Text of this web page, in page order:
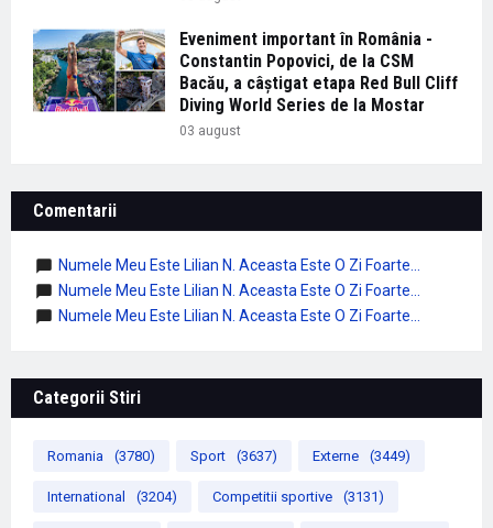
Eveniment important în România -
Constantin Popovici, de la CSM
Bacău, a câștigat etapa Red Bull Cliff
Diving World Series de la Mostar
03 august
Comentarii
Numele Meu Este Lilian N. Aceasta Este O Zi Foarte...
Numele Meu Este Lilian N. Aceasta Este O Zi Foarte...
Numele Meu Este Lilian N. Aceasta Este O Zi Foarte...
Categorii Stiri
Romania (3780) Sport (3637) Externe (3449)
International (3204) Competitii sportive (3131)